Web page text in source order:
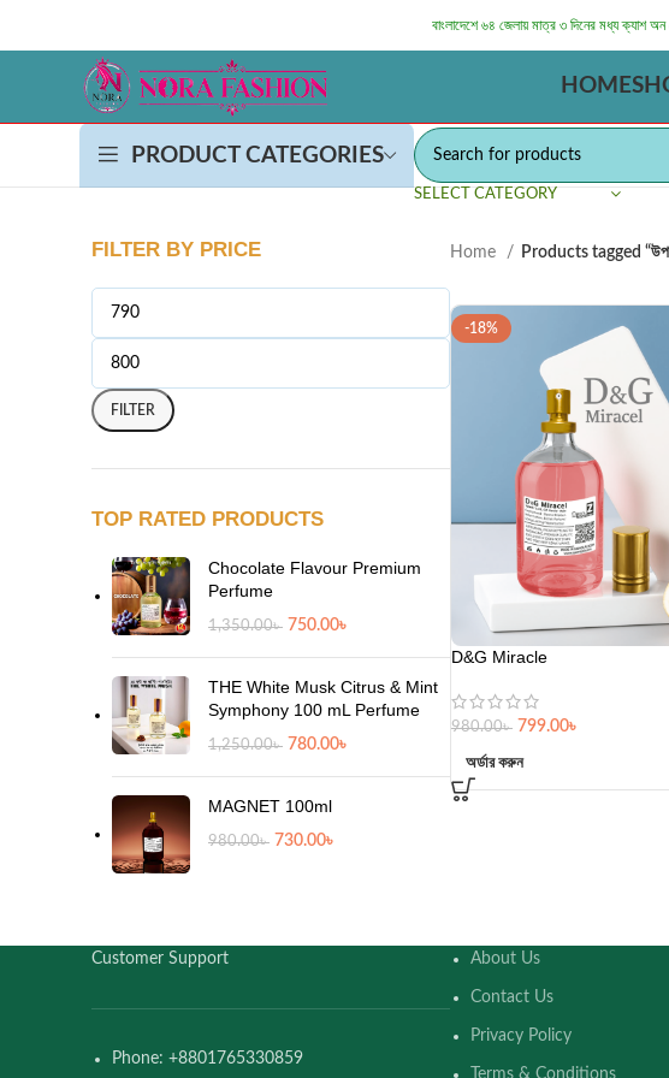
বাংলাদেশে ৬৪ জেলায় মাত্র ৩ দিনের মধ্য ক্যাশ
HOME
PRODUCT CATEGORIES
SELECT CATEGORY
FILTER BY PRICE
FILTER
TOP RATED PRODUCTS
Chocolate Flavour Premium
Perfume
1,350.00৳ 750.00৳
THE White Musk Citrus & Mint
Symphony 100 mL Perfume
1,250.00৳ 780.00৳
MAGNET 100ml
980.00৳ 730.00৳
Home Products tagged
-18%
D&G Miracle
980.00৳ 799.00৳
অর্ডার করুন
Customer Support
Phone: +8801765330859
About Us
Contact Us
Privacy Policy
Terms & Conditions